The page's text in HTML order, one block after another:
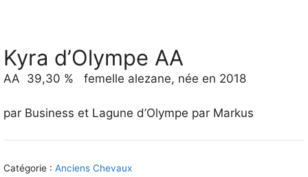
Kyra d’Olympe AA
AA 39,30 % femelle alezane, née en 2018
par Business et Lagune d’Olympe par Markus
Catégorie : Anciens Chevaux